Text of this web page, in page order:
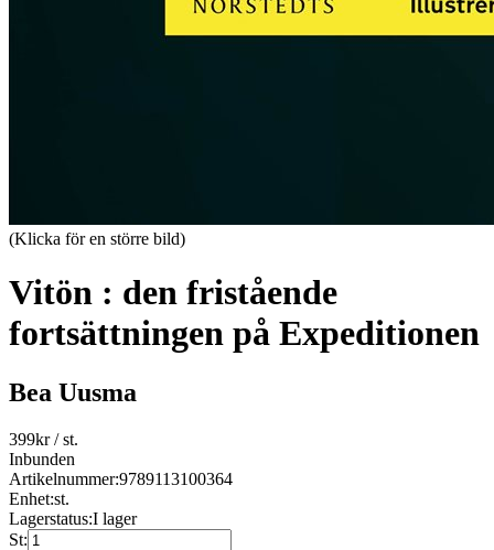
(Klicka för en större bild)
Vitön : den fristående
fortsättningen på Expeditionen
Bea Uusma
399kr/ st.
Inbunden
Artikelnummer:9789113100364
Enhet:st.
Lagerstatus:I lager
St: